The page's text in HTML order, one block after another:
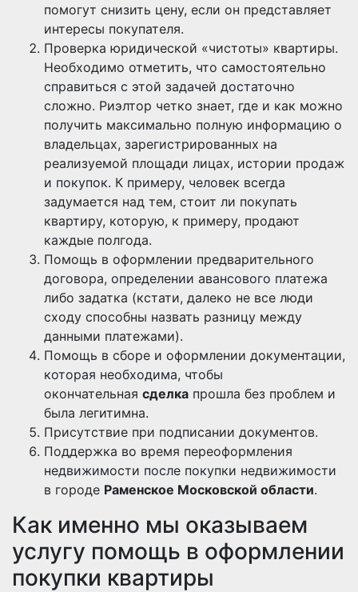
помогут снизить цену, если он представляет
интересы покупателя.
Проверка юридической «чистоты» квартиры.
Необходимо отметить, что самостоятельно
справиться с этой задачей достаточно
сложно. Риэлтор четко знает, где и как можно
получить максимально полную информацию о
владельцах, зарегистрированных на
реализуемой площади лицах, истории продаж
и покупок. К примеру, человек всегда
задумается над тем, стоит ли покупать
квартиру, которую, к примеру, продают
каждые полгода.
Помощь в оформлении предварительного
договора, определении авансового платежа
либо задатка (кстати, далеко не все люди
сходу способны назвать разницу между
данными платежами).
Помощь в сборе и оформлении документации,
которая необходима, чтобы
окончательная сделка прошла без проблем и
была легитимна.
Присутствие при подписании документов.
Поддержка во время переоформления
недвижимости после покупки недвижимости
в городе Раменское Московской области.
Как именно мы оказываем
услугу помощь в оформлении
покупки квартиры